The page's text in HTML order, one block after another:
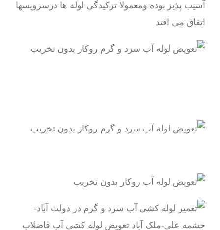
آسیب پذیر بوده ومعمولا ترکیدگی لوله ها درسرویسها
اتفاق می افتد